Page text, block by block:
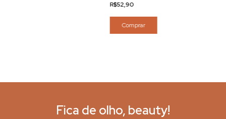
R$52,90
Comprar
Fica de olho, beauty!